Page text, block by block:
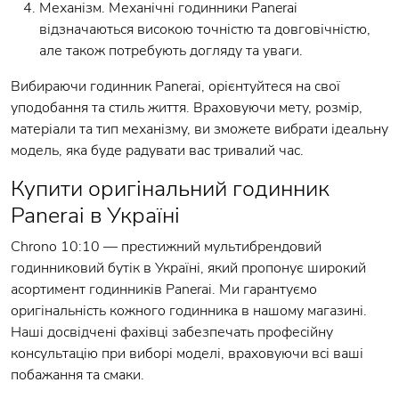
Механізм. Механічні годинники Panerai
відзначаються високою точністю та довговічністю,
але також потребують догляду та уваги.
Вибираючи годинник Panerai, орієнтуйтеся на свої
уподобання та стиль життя. Враховуючи мету, розмір,
матеріали та тип механізму, ви зможете вибрати ідеальну
модель, яка буде радувати вас тривалий час.
Купити оригінальний годинник
Panerai в Україні
Chrono 10:10 — престижний мультибрендовий
годинниковий бутік в Україні, який пропонує широкий
асортимент годинників Panerai. Ми гарантуємо
оригінальність кожного годинника в нашому магазині.
Наші досвідчені фахівці забезпечать професійну
консультацію при виборі моделі, враховуючи всі ваші
побажання та смаки.